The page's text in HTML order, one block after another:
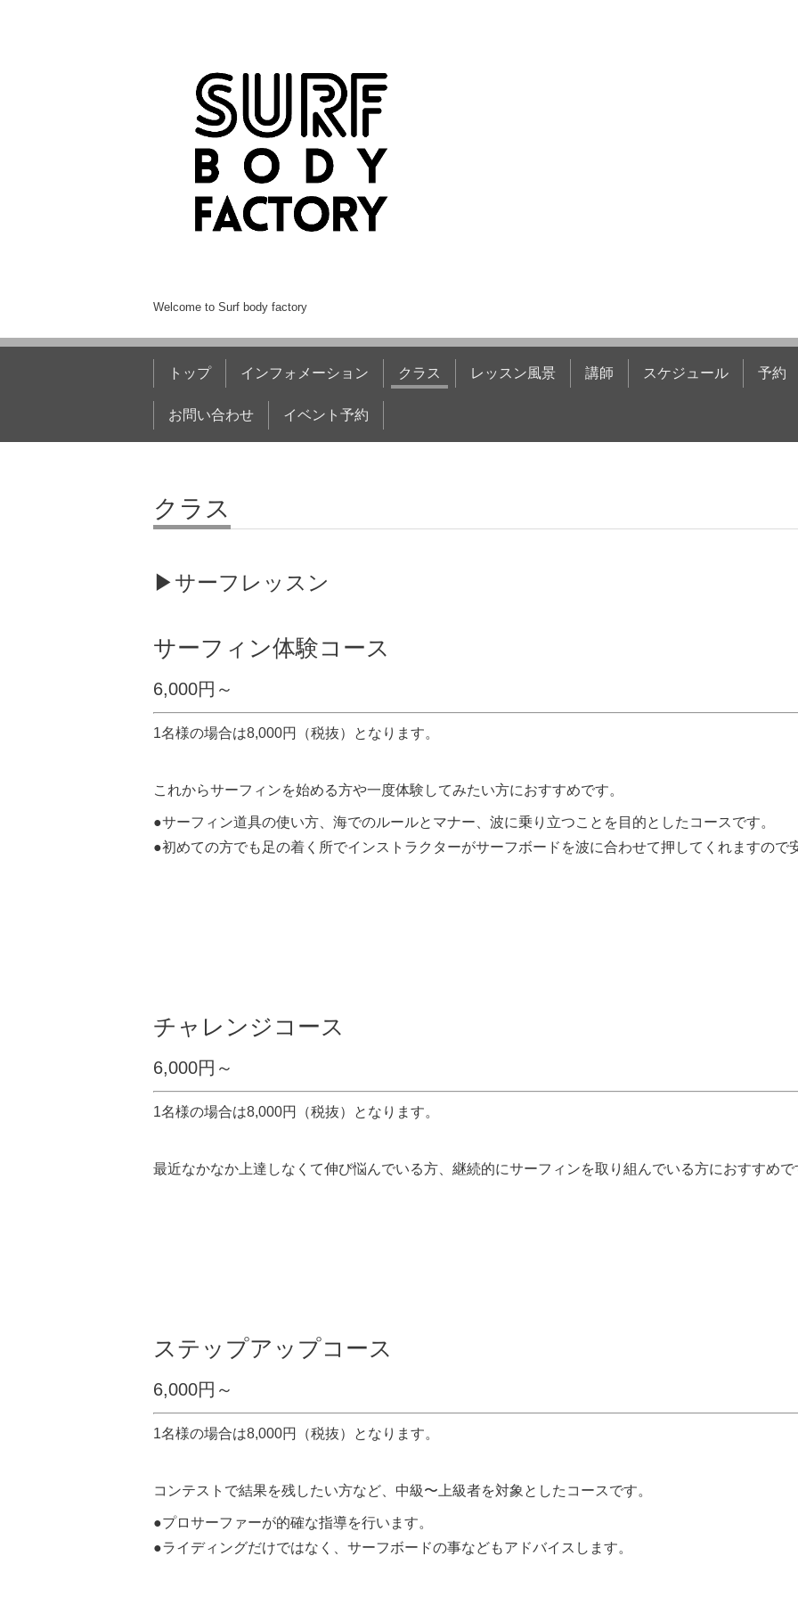
Welcome to Surf body factory
トップ インフォメーション クラス レッスン風景 講師 スケジュール 予約
お問い合わせ イベント予約
クラス
▶サーフレッスン
サーフィン体験コース
6,000円～
1名様の場合は8,000円（税抜）となります。
これからサーフィンを始める方や一度体験してみたい方におすすめです。
●サーフィン道具の使い方、海でのルールとマナー、波に乗り立つことを目的としたコースです。
●初めての方でも足の着く所でインストラクターがサーフボードを波に合わせて押してくれますので
チャレンジコース
6,000円～
1名様の場合は8,000円（税抜）となります。
最近なかなか上達しなくて伸び悩んでいる方、継続的にサーフィンを取り組んでいる方におすすめで
ステップアップコース
6,000円～
1名様の場合は8,000円（税抜）となります。
コンテストで結果を残したい方など、中級〜上級者を対象としたコースです。
●プロサーファーが的確な指導を行います。
●ライディングだけではなく、サーフボードの事などもアドバイスします。